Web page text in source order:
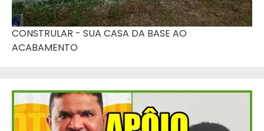
CONSTRULAR - SUA CASA DA BASE AO
ACABAMENTO